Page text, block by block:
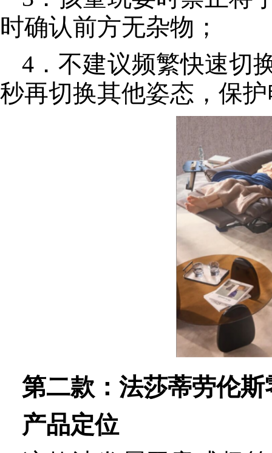
时确认前方无杂物；
4．不建议频繁快速切
秒再切换其他姿态，保
第二款：法莎蒂劳伦
产品定位